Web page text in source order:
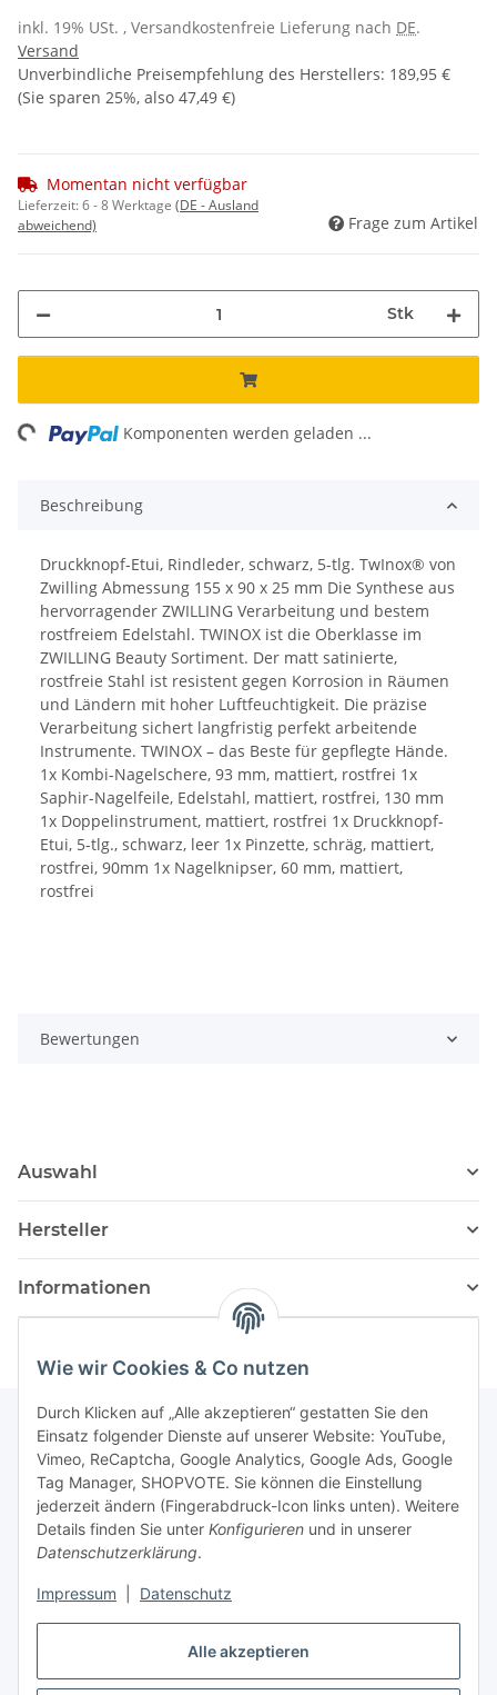
Alle akzeptieren
Wie wir Cookies & Co nutzen
Durch Klicken auf „Alle akzeptieren“ gestatten Sie den
Einsatz folgender Dienste auf unserer Website: YouTube,
Vimeo, ReCaptcha, Google Analytics, Google Ads, Google
Tag Manager, SHOPVOTE. Sie können die Einstellung
jederzeit ändern (Fingerabdruck-Icon links unten). Weitere
Details finden Sie unter Konfigurieren und in unserer
Datenschutzerklärung.
Impressum Datenschutz
inkl. 19% USt. , Versandkostenfreie Lieferung nach DE.
Versand
Unverbindliche Preisempfehlung des Herstellers: 189,95 €
(Sie sparen 25%, also 47,49 €)
Momentan nicht verfügbar
Lieferzeit:6 - 8 Werktage (DE - Ausland
abweichend)
Frage zum Artikel
Stk
Komponenten werden geladen ...
Beschreibung
Druckknopf-Etui, Rindleder, schwarz, 5-tlg. TwInox® von
Zwilling Abmessung 155 x 90 x 25 mm Die Synthese aus
hervorragender ZWILLING Verarbeitung und bestem
rostfreiem Edelstahl. TWINOX ist die Oberklasse im
ZWILLING Beauty Sortiment. Der matt satinierte,
rostfreie Stahl ist resistent gegen Korrosion in Räumen
und Ländern mit hoher Luftfeuchtigkeit. Die präzise
Verarbeitung sichert langfristig perfekt arbeitende
Instrumente. TWINOX – das Beste für gepflegte Hände.
1x Kombi-Nagelschere, 93 mm, mattiert, rostfrei 1x
Saphir-Nagelfeile, Edelstahl, mattiert, rostfrei, 130 mm
1x Doppelinstrument, mattiert, rostfrei 1x Druckknopf-
Etui, 5-tlg., schwarz, leer 1x Pinzette, schräg, mattiert,
rostfrei, 90mm 1x Nagelknipser, 60 mm, mattiert,
rostfrei
Bewertungen
Auswahl
Hersteller
Informationen
Newsletter Abonnieren
Bitte senden Sie mir entsprechend Ihrer
Datenschutzerklärung
regelmäßig und jederzeit widerruflich
Informationen zu Ihrem Produktsortiment per E-Mail zu.
Abonnieren
Newsletter Abonnieren